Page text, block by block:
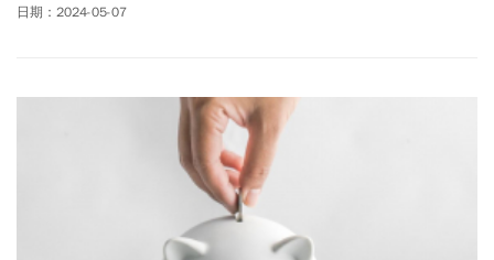
最夯股外，觀察盤面另一個人氣重心，就屬高股息ETF族群了，19檔
其中又以00915單日上漲1.93%居冠，同時也是今年以來股價含息報
酬王，累計今年以來含息報酬已來到21.1%。
日期：2024-05-07